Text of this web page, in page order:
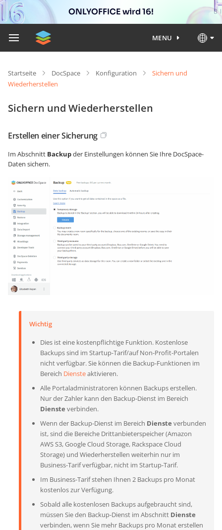
ONLYOFFICE wird 16!
MENU
Startseite DocSpace Konfiguration
Sichern und
Wiederherstellen
Sichern und Wiederherstellen
Erstellen einer Sicherung
Im Abschnitt Backupder Einstellungen können Sie Ihre DocSpace-
Daten sichern.
Wichtig
Dies ist eine kostenpflichtige Funktion. Kostenlose
Backups sind im Startup-Tarif/auf Non-Profit-Portalen
nicht verfügbar. Sie können die Backup-Funktionen im
Bereich Diensteaktivieren.
Alle Portaladministratoren können Backups erstellen.
Nur der Zahler kann den Backup-Dienst im Bereich
Dienste verbinden.
Wenn der Backup-Dienst im Bereich Dienste verbunden
ist, sind die Bereiche Drittanbieterspeicher (Amazon
AWS S3, Google Cloud Storage, Rackspace Cloud
Storage) und Wiederherstellen weiterhin nur im
Business-Tarif verfügbar, nicht im Startup-Tarif.
Im Business-Tarif stehen Ihnen 2 Backups pro Monat
kostenlos zur Verfügung.
Sobald alle kostenlosen Backups aufgebraucht sind,
müssen Sie den Backup-Dienst im Abschnitt Dienste
verbinden, wenn Sie mehr Backups pro Monat erstellen